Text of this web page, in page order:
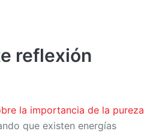
reflexión
la importancia de la pureza
que existen energías